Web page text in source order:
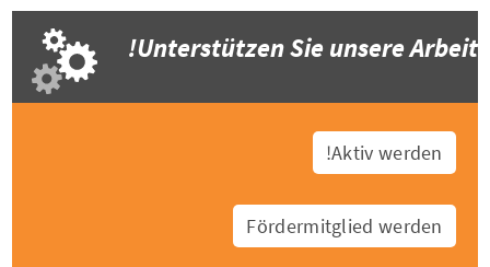
Unterstützen Sie unsere Arbeit!
Aktiv werden!
Fördermitglied werden